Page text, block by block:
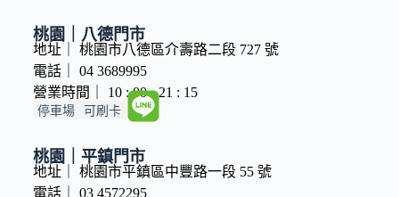
桃園｜八德門市
地址｜ 桃園市八德區介壽路二段 727 號
電話｜ 04 3689995
營業時間｜ 10 : 00 - 21 : 15
停車場 可刷卡
桃園｜平鎮門市
地址｜ 桃園市平鎮區中豐路一段 55 號
電話｜ 03 4572295